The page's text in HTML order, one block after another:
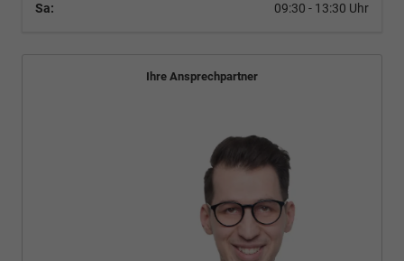
Sa:
09:30 - 13:30 Uhr
Ihre Ansprechpartner